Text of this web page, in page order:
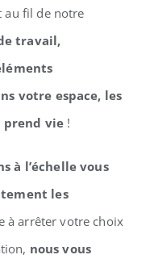
au fil de notre
travail,
votre espace, les
prend vie !
à l’échelle vous
les
à arrêter votre choix
nous vous